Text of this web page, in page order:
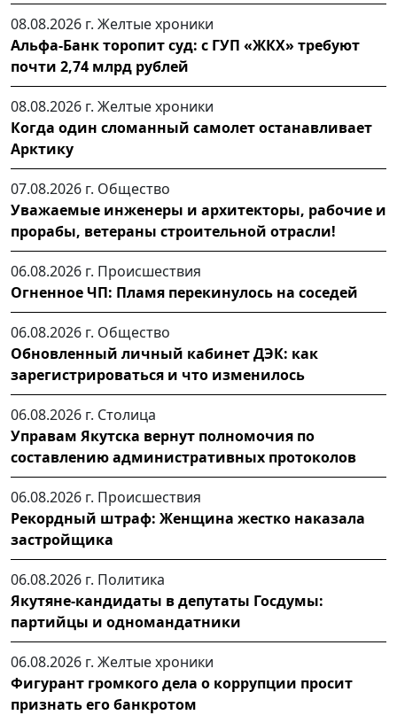
08.08.2026 г. Желтые хроники
Альфа-Банк торопит суд: с ГУП «ЖКХ» требуют
почти 2,74 млрд рублей
08.08.2026 г. Желтые хроники
Когда один сломанный самолет останавливает
Арктику
07.08.2026 г. Общество
Уважаемые инженеры и архитекторы, рабочие и
прорабы, ветераны строительной отрасли!
06.08.2026 г. Происшествия
Огненное ЧП: Пламя перекинулось на соседей
06.08.2026 г. Общество
Обновленный личный кабинет ДЭК: как
зарегистрироваться и что изменилось
06.08.2026 г. Столица
Управам Якутска вернут полномочия по
составлению административных протоколов
06.08.2026 г. Происшествия
Рекордный штраф: Женщина жестко наказала
застройщика
06.08.2026 г. Политика
Якутяне-кандидаты в депутаты Госдумы:
партийцы и одномандатники
06.08.2026 г. Желтые хроники
Фигурант громкого дела о коррупции просит
признать его банкротом